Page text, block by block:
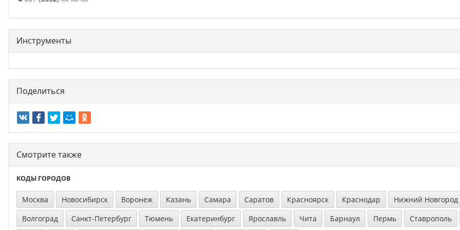
Инструменты
Поделиться
Смотрите также
КОДЫ ГОРОДОВ
Москва Новосибирск Воронеж Казань Самара Саратов Красноярск Краснодар
Нижний Новгород
Волгоград
Санкт-Петербург Тюмень Екатеринбург Ярославль Чита Барнаул Пермь Ставрополь